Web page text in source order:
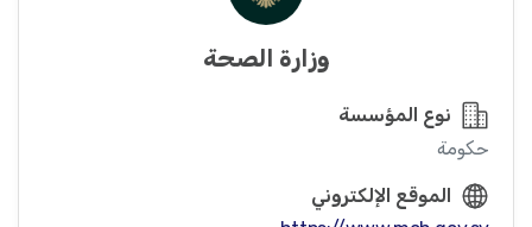
وزارة الصحة
نوع المؤسسة
حكومة
الموقع الإلكتروني